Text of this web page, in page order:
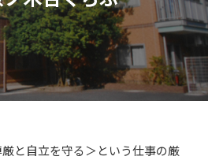
と自立を守る＞という仕事の厳